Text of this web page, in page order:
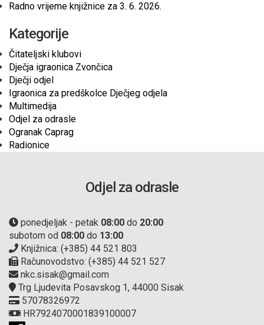
Radno vrijeme knjižnice za 3. 6. 2026.
Kategorije
Čitateljski klubovi
Dječja igraonica Zvončica
Dječji odjel
Igraonica za predškolce Dječjeg odjela
Multimedija
Odjel za odrasle
Ogranak Caprag
Radionice
Odjel za odrasle
ponedjeljak - petak 08:00 do 20:00
subotom od 08:00 do 13:00
Knjižnica: (+385) 44 521 803
Računovodstvo: (+385) 44 521 527
nkc.sisak@gmail.com
Trg Ljudevita Posavskog 1, 44000 Sisak
57078326972
HR7924070001839100007